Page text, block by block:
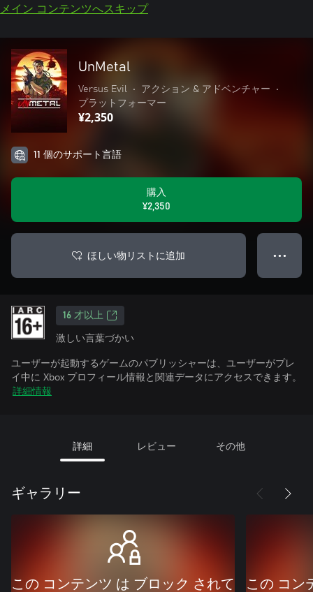
メイン コンテンツへスキップ
UnMetal
Versus Evil • アクション & アドベンチャー
•
プラットフォーマー
¥2,350
11 個のサポート言語
購入
¥2,350
ほしい物リストに追加 ● ● ●
16 才以上
激しい言葉づかい
ユーザーが起動するゲームのパブリッシャーは、ユーザーがプレ
イ中に Xbox プロフィール情報と関連データにアクセスできます。
詳細情報
詳細 レビュー その他
ギャラリー
この コンテンツ は ブロック されて
この コン